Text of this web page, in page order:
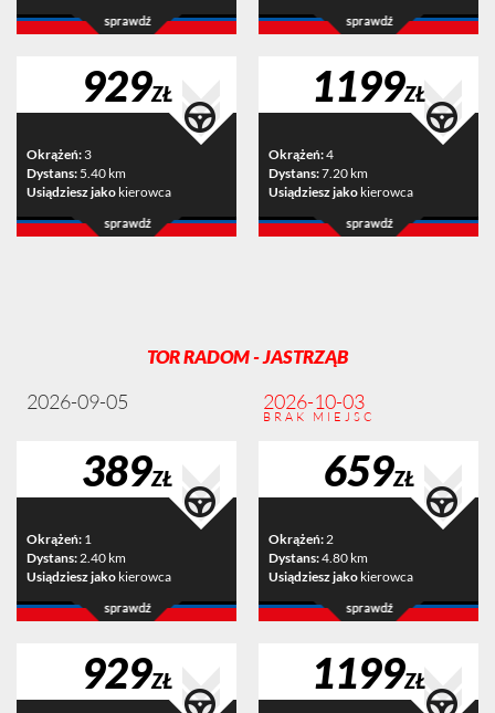
929ZŁ
Okrążeń: 3
Dystans: 5.40 km
Usiądziesz jako kierowca
1199ZŁ
Okrążeń:4
Dystans:7.20 km
Usiądziesz jako kierowca
TOR RADOM - JASTRZĄB
2026-09-05 2026-10-03
BRAK MIEJSC
389ZŁ
Okrążeń: 1
Dystans:2.40 km
Usiądziesz jako kierowca
659ZŁ
Okrążeń:2
Dystans:4.80 km
Usiądziesz jako kierowca
929ZŁ 1199ZŁ